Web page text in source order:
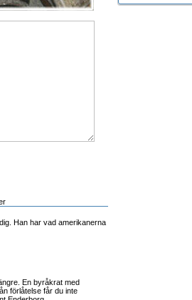
Han har vad amerikanerna
En byråkrat med
förlåtelse får du inte